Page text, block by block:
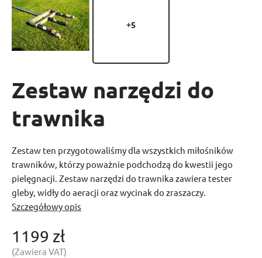
Zestaw narzędzi do
trawnika
Zestaw ten przygotowaliśmy dla wszystkich miłośników
trawników, którzy poważnie podchodzą do kwestii jego
pielęgnacji. Zestaw narzędzi do trawnika zawiera tester
gleby, widły do aeracji oraz wycinak do zraszaczy.
Szczegółowy opis
1199 zł
(Zawiera VAT)